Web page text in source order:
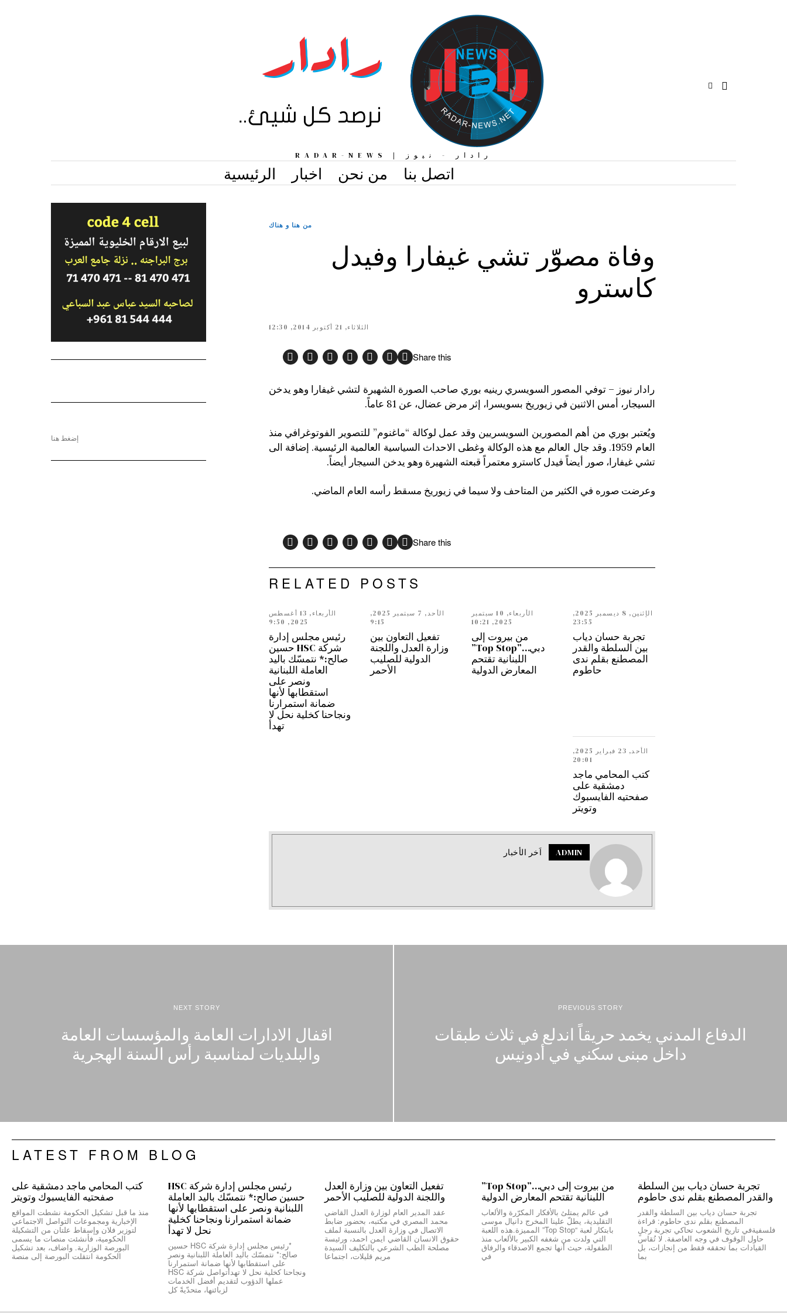
رادار - نيوز | RADAR-NEWS
الرئيسية اخبار من نحن اتصل بنا
من هنا و هناك
وفاة مصوّر تشي غيفارا وفيدل
كاسترو
الثلاثاء, 21 أكتوبر 2014, 12:30
Share this
رادار نيوز – توفي المصور السويسري رينيه بوري صاحب الصورة الشهيرة لتشي غيفارا وهو يدخن
السيجار، أمس الاثنين في زيوريخ بسويسرا، إثر مرض عضال، عن 81 عاماً.
ويُعتبر بوري من أهم المصورين السويسريين وقد عمل لوكالة “ماغنوم” للتصوير الفوتوغرافي منذ
العام 1959. وقد جال العالم مع هذه الوكالة وغطى الاحداث السياسية العالمية الرئيسية. إضافة الى
تشي غيفارا، صور أيضاً فيدل كاسترو معتمراً قبعته الشهيرة وهو يدخن السيجار أيضاً.
وعرضت صوره في الكثير من المتاحف ولا سيما في زيوريخ مسقط رأسه العام الماضي.
Share this
RELATED POSTS
الإثنين, 8 ديسمبر 2025,
23:55
تجربة حسان دياب
بين السلطة والقدر
المصطنع بقلم ندى
حاطوم
الأربعاء, 10 سبتمبر
2025, 10:21
من بيروت إلى
دبي…”Top Stop”
اللبنانية تقتحم
المعارض الدولية
الأحد, 7 سبتمبر 2025,
9:15
تفعيل التعاون بين
وزارة العدل واللجنة
الدولية للصليب
الأحمر
الأربعاء, 13 أغسطس
2025, 9:50
رئيس مجلس إدارة
شركة HSC حسين
صالح:* نتمسّك باليد
العاملة اللبنانية
ونصر على
استقطابها لأنها
ضمانة استمرارنا
ونجاحنا كخلية نحل لا
تهدأ
الأحد, 23 فبراير 2025,
20:01
كتب المحامي ماجد
دمشقية على
صفحتيه الفايسبوك
وتويتر
ADMIN اَخر الأخبار
إضغط هنا
PREVIOUS STORY
الدفاع المدني يخمد حريقاً اندلع في ثلاث طبقات
داخل مبنى سكني في أدونيس
NEXT STORY
اقفال الادارات العامة والمؤسسات العامة
والبلديات لمناسبة رأس السنة الهجرية
LATEST FROM BLOG
تجربة حسان دياب بين السلطة
والقدر المصطنع بقلم ندى حاطوم
تجربة حسان دياب بين السلطة والقدر
المصطنع بقلم ندى حاطوم: قراءة
فلسفيةفي تاريخ الشعوب تحاكي تجربة رجلٍ
حاول الوقوف في وجه العاصفة. لا تُقاس
القيادات بما تحققه فقط من إنجازات، بل
بما
من بيروت إلى دبي…”Top Stop”
اللبنانية تقتحم المعارض الدولية
في عالم يمتلئ بالأفكار المكرّرة والألعاب
التقليدية، يطلّ علينا المخرج دانيال موسى
بابتكار لعبة “Top Stop” المميزة.هذه اللعبة
التي ولدت من شغفه الكبير بالألعاب منذ
الطفولة، حيث أنها تجمع الاصدقاء والرفاق
في
تفعيل التعاون بين وزارة العدل
واللجنة الدولية للصليب الأحمر
عقد المدير العام لوزارة العدل القاضي
محمد المصري في مكتبه، بحضور ضابط
الاتصال في وزارة العدل بالنسبة لملف
حقوق الانسان القاضي ايمن احمد، ورئيسة
مصلحة الطب الشرعي بالتكليف السيدة
مريم قليلات، اجتماعا
رئيس مجلس إدارة شركة HSC
حسين صالح:* نتمسّك باليد العاملة
اللبنانية ونصر على استقطابها لأنها
ضمانة استمرارنا ونجاحنا كخلية
نحل لا تهدأ
*رئيس مجلس إدارة شركة HSC حسين
صالح:* نتمسّك باليد العاملة اللبنانية ونصر
على استقطابها لأنها ضمانة استمرارنا
ونجاحنا كخلية نحل لا تهدأتواصل شركة HSC
عملها الدؤوب لتقديم أفضل الخدمات
لزبائنها، متحدّيةً كل
كتب المحامي ماجد دمشقية على
صفحتيه الفايسبوك وتويتر
منذ ما قبل تشكيل الحكومة نشطت المواقع
الإخبارية ومجموعات التواصل الاجتماعي
لتوزير فلان وإسقاط علتان من التشكيلة
الحكومية، فأنشئت منصات ما يسمى
البورصة الوزارية. واضاف، بعد تشكيل
الحكومة انتقلت البورصة إلى منصة